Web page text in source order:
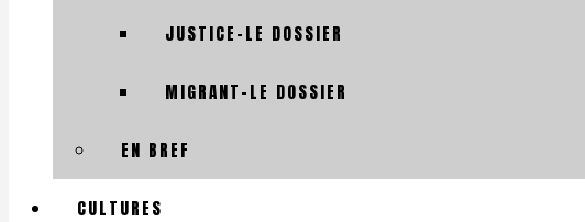
JUSTICE-LE DOSSIER
MIGRANT-LE DOSSIER
EN BREF
CULTURES